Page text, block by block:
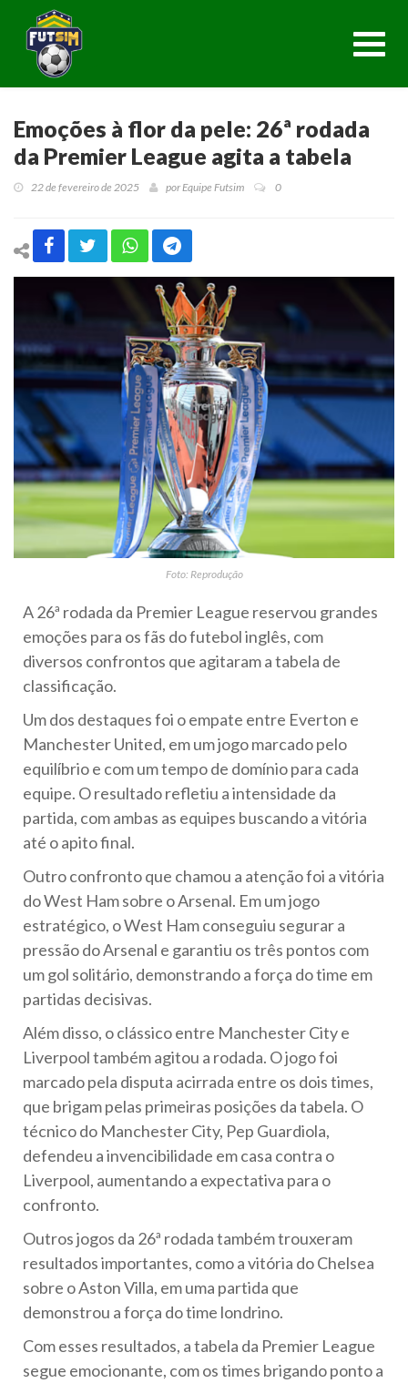
Emoções à flor da pele: 26ª rodada
da Premier League agita a tabela
22 de fevereiro de 2025 por Equipe Futsim 0
Foto: Reprodução
A 26ª rodada da Premier League reservou grandes
emoções para os fãs do futebol inglês, com
diversos confrontos que agitaram a tabela de
classificação.
Um dos destaques foi o empate entre Everton e
Manchester United, em um jogo marcado pelo
equilíbrio e com um tempo de domínio para cada
equipe. O resultado refletiu a intensidade da
partida, com ambas as equipes buscando a vitória
até o apito final.
Outro confronto que chamou a atenção foi a vitória
do West Ham sobre o Arsenal. Em um jogo
estratégico, o West Ham conseguiu segurar a
pressão do Arsenal e garantiu os três pontos com
um gol solitário, demonstrando a força do time em
partidas decisivas.
Além disso, o clássico entre Manchester City e
Liverpool também agitou a rodada. O jogo foi
marcado pela disputa acirrada entre os dois times,
que brigam pelas primeiras posições da tabela. O
técnico do Manchester City, Pep Guardiola,
defendeu a invencibilidade em casa contra o
Liverpool, aumentando a expectativa para o
confronto.
Outros jogos da 26ª rodada também trouxeram
resultados importantes, como a vitória do Chelsea
sobre o Aston Villa, em uma partida que
demonstrou a força do time londrino.
Com esses resultados, a tabela da Premier League
segue emocionante, com os times brigando ponto a